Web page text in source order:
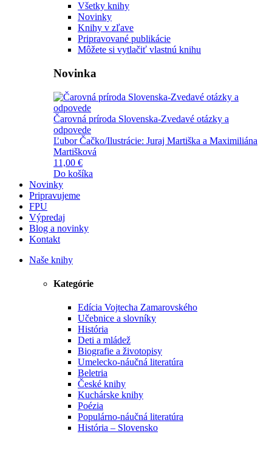
Všetky knihy
Novinky
Knihy v zľave
Pripravované publikácie
Môžete si vytlačiť vlastnú knihu
Novinka
Čarovná príroda Slovenska-Zvedavé otázky a
odpovede
Ľubor Čačko/Ilustrácie: Juraj Martiška a Maximiliána
Martišková
11,00 €
Do košíka
Novinky
Pripravujeme
FPU
Výpredaj
Blog a novinky
Kontakt
Naše knihy
Kategórie
Edícia Vojtecha Zamarovského
Učebnice a slovníky
História
Deti a mládež
Biografie a životopisy
Umelecko-náučná literatúra
Beletria
České knihy
Kuchárske knihy
Poézia
Populárno-náučná literatúra
História – Slovensko